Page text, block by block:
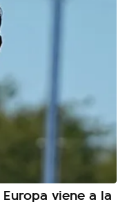
viene a la